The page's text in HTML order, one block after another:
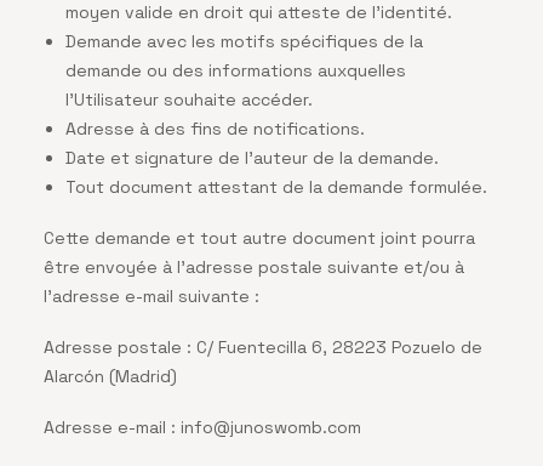
moyen valide en droit qui atteste de l’identité.
Demande avec les motifs spécifiques de la
demande ou des informations auxquelles
l’Utilisateur souhaite accéder.
Adresse à des fins de notifications.
Date et signature de l’auteur de la demande.
Tout document attestant de la demande formulée.
Cette demande et tout autre document joint pourra
être envoyée à l’adresse postale suivante et/ou à
l’adresse e-mail suivante :
Adresse postale : C/ Fuentecilla 6, 28223 Pozuelo de
Alarcón (Madrid)
Adresse e-mail : info@junoswomb.com